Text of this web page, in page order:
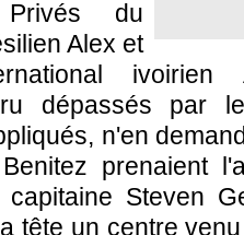
du
Alex et
dépassés par
n'en
prenaient
Steven
tête un centre